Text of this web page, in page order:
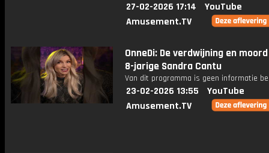
27-02-2026 17:14
YouTube
Amusement.TV
OnneDi: De verdwijning en
8-jarige Sandra Cantu
Van dit programma is geen informatie
23-02-2026 13:55
YouTube
Amusement.TV